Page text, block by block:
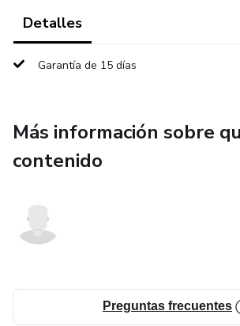
Detalles
Garantía de 15 días
Más información sobre
contenido
Preguntas frecuentes